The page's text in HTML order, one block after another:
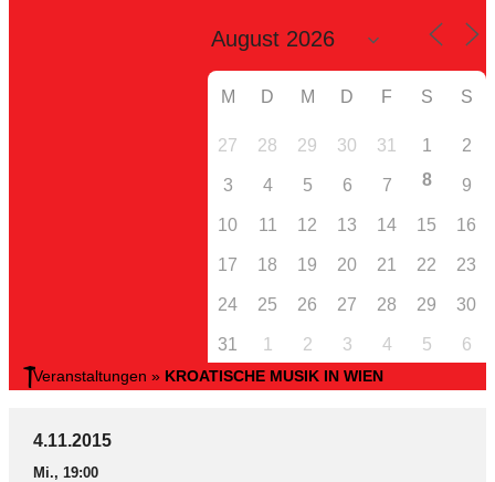
M D M D F S S
27 28 29 30 31 1 2
3 4 5 6 7 8 9
10 11 12 13 14 15 16
17 18 19 20 21 22 23
24 25 26 27 28 29 30
31 1 2 3 4 5 6
Veranstaltungen » KROATISCHE MUSIK IN WIEN
4.11.2015
Mi., 19:00